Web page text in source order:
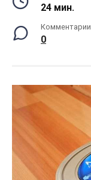
24 мин.
Комментарии
0